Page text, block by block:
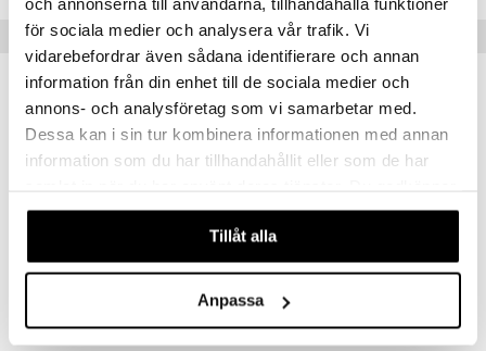
för sociala medier och analysera vår trafik. Vi
vidarebefordrar även sådana identifierare och annan
information från din enhet till de sociala medier och
annons- och analysföretag som vi samarbetar med.
Dessa kan i sin tur kombinera informationen med annan
information som du har tillhandahållit eller som de har
våra cookies vid fortsatt användande av vår webbplats.
Tillåt alla
Anpassa
Suositut tuotteet
Saatavana useana vaihtoehtona
Advanced Night Repair Serum
ESTÉE LAUDER
Saatavana useana vaihtoehtona
CLINIQUE
kampanja